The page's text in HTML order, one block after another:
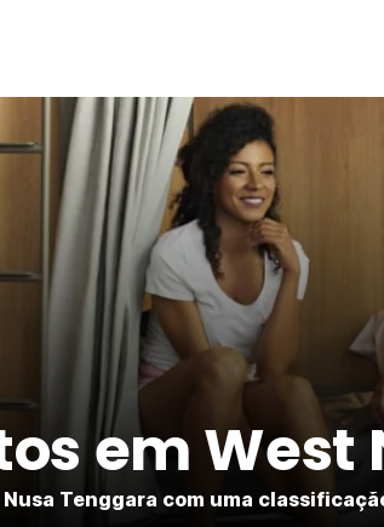
em West
Tenggara com uma